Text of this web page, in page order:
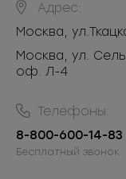
Адрес:
Москва,
Москва, ул.
оф. Л-4
Телефоны:
8-800-600-14-83
Бесплатный звонок